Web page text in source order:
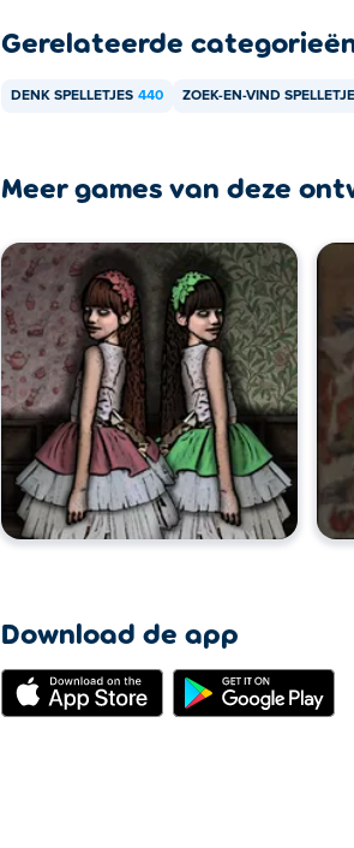
Gerelateerde
DENK SPELLETJES 440 ZOEK-EN-VIND
Meer games van deze
Download de app